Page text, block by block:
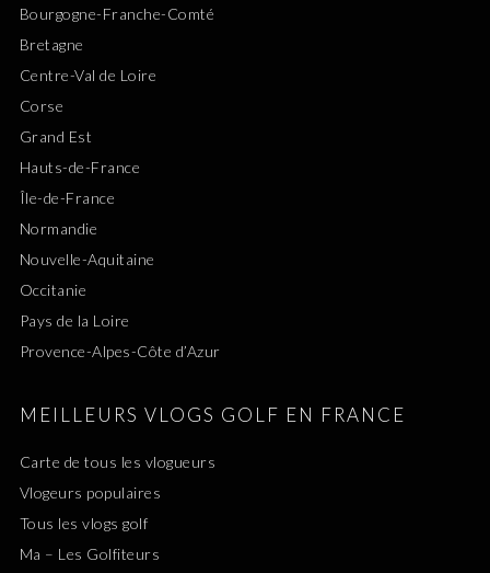
Bourgogne-Franche-Comté
Bretagne
Centre-Val de Loire
Corse
Grand Est
Hauts-de-France
Île-de-France
Normandie
Nouvelle-Aquitaine
Occitanie
Pays de la Loire
Provence-Alpes-Côte d’Azur
MEILLEURS VLOGS GOLF EN FRANCE
Carte de tous les vlogueurs
Vlogeurs populaires
Tous les vlogs golf
Ma – Les Golfiteurs